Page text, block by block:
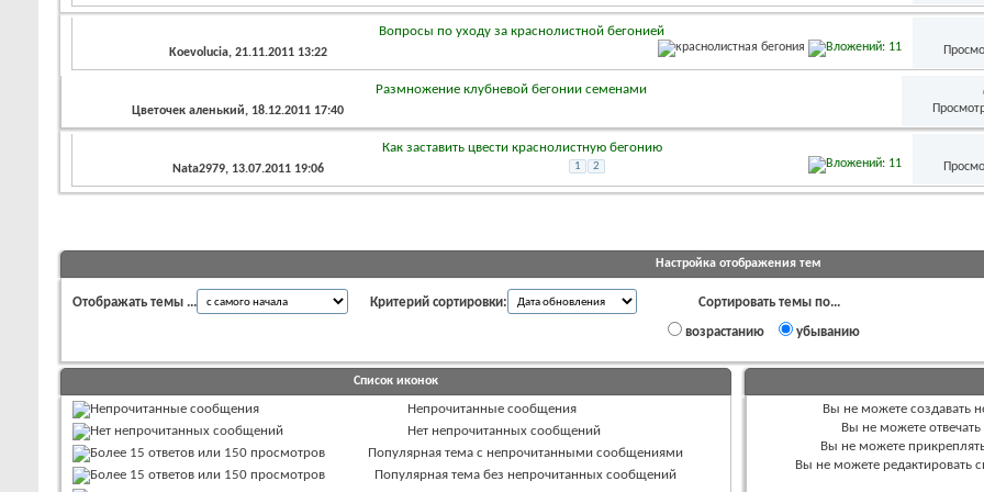
Вопросы по уходу за краснолистной бегонией
Koevolucia, 21.11.2011 13:22
Размножение клубневой бегонии семенами
Цветочек аленький, 18.12.2011 17:40
Как заставить цвести краснолистную бегонию
Nata2979, 13.07.2011 19:06 1 2
Настройка отображения тем
Отображать темы ... Критерий сортировки: Сортировать темы по...
возрастанию убыванию
Список иконок
Непрочитанные сообщения
Нет непрочитанных сообщений
Популярная тема с непрочитанными сообщениями
Популярная тема без непрочитанных сообщений
Вы не можете создавать
Вы не можете
Вы не можете
Вы не можетередактировать